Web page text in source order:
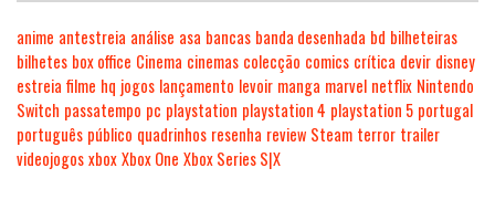
anime antestreia análise asa bancas banda desenhada bd bilheteiras
bilhetes box office Cinema cinemas colecção comics crítica devir disney
estreia filme hq jogos lançamento levoir manga marvel netflix Nintendo
Switch passatempo pc playstation playstation 4 playstation 5 portugal
português público quadrinhos resenha review Steam terror trailer
videojogosxboxXbox One Xbox Series S|X